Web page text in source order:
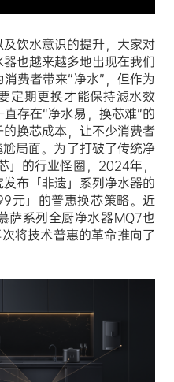
饮水意识的提升，大家对
也越来越多地出现在我们
费者带来“净水”，但作为
定期更换才能保持滤水效
存在“净水易，换芯难”的
换芯成本，让不少消费者
局面。为了打破了传统净
」的行业怪圈，2024年，
布「非遗」系列净水器的
元」的普惠换芯策略。近
萨系列全厨净水器MQ7也
将技术普惠的革命推向了